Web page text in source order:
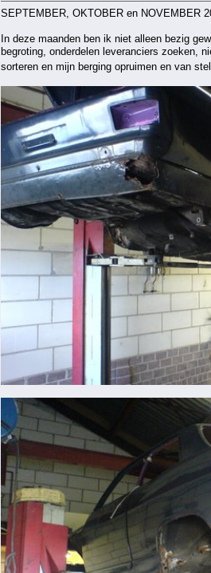
SEPTEMBER, OKTOBER en NOVEMBER
In deze maanden ben ik niet alleen bezig
begroting, onderdelen leveranciers zoeken,
sorteren en mijn berging opruimen en van